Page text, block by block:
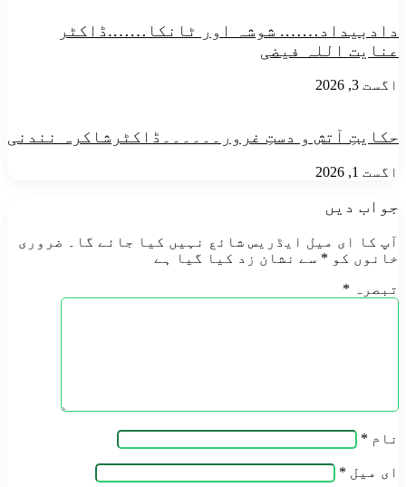
گے
عمائدین
بانگ
دادبیداد…….​ شوشہ اور ٹانکا…….ڈاکٹر
عنایت اللہ فیضی
اگست 3, 2026
حکایتِ آتش و دستِ غرور۔۔۔۔۔۔ڈاکٹرشاکرہ نندنی
اگست 1, 2026
جواب دیں
آپ کا ای میل ایڈریس شائع نہیں کیا جائے گا۔
ضروری
خانوں کو * سے نشان زد کیا گیا ہے
تبصرہ *
نام *
ای میل *